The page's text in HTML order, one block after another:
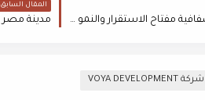
محمد علام: تنظيم السوق العقاري والشفافية مفتاح الاستقرار والنمو خلال 5 سنوات
المقال السابق
شركة VOYA DEVELOPMENT